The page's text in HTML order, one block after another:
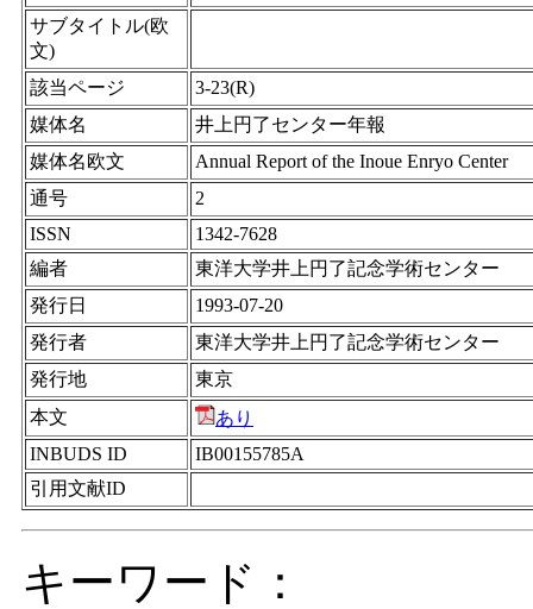
サブタイトル(欧
文)
該当ページ
3-23(R)
媒体名
井上円了センター年報
媒体名欧文
Annual Report of the Inoue Enryo Center
通号
2
ISSN
1342-7628
編者
東洋大学井上円了記念学術センター
発行日
1993-07-20
発行者
東洋大学井上円了記念学術センター
発行地
東京
本文
あり
INBUDS ID
IB00155785A
引用文献ID
キーワード：